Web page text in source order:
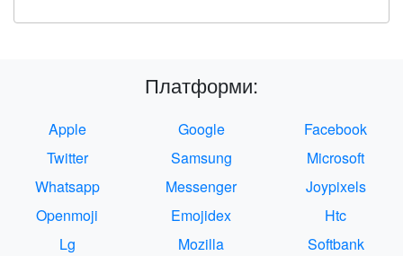
Платформи:
Apple Google
Facebook
Twitter
Samsung
Microsoft
Whatsapp
Messenger
Joypixels
Openmoji
Emojidex
Htc
Lg
Mozilla
Softbank